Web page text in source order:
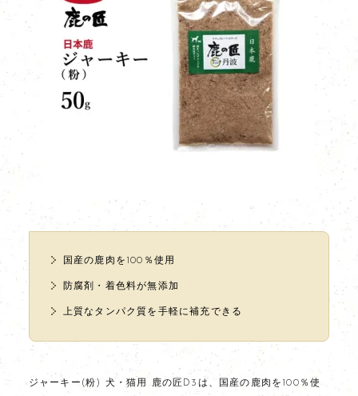
国産の鹿肉を100％使用
防腐剤・着色料が無添加
上質なタンパク質を手軽に補充できる
ジャーキー(粉) 犬・猫用 鹿の匠D3は、国産の鹿肉を100％使